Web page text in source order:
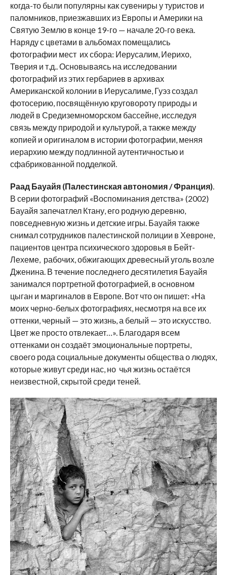
когда-то были популярны как сувениры у туристов и
паломников, приезжавших из Европы и Америки на
Святую Землю в конце 19-го — начале 20-го века.
Наряду с цветами в альбомах помещались
фотографии мест их сбора: Иерусалим, Иерихо,
Тверия и т.д.. Основываясь на исследовании
фотографий из этих гербариев в архивах
Американской колонии в Иерусалиме, Гуэз создал
фотосерию, посвящённую круговороту природы и
людей в Средиземноморском бассейне, исследуя
связь между природой и культурой, а также между
копией и оригиналом в истории фотографии, меняя
иерархию между подлинной аутентичностью и
сфабрикованной подделкой.
Раад Бауайя (Палестинская автономия / Франция).
В серии фотографий «Воспоминания детства» (2002)
Бауайя запечатлел Ктану, его родную деревню,
повседневную жизнь и детские игры. Бауайя также
снимал сотрудников палестинской полиции в Хевроне,
пациентов центра психического здоровья в Бейт-
Лехеме, рабочих, обжигающих древесный уголь возле
Дженина. В течение последнего десятилетия Бауайя
занимался портретной фотографией, в основном
цыган и маргиналов в Европе. Вот что он пишет: «На
моих черно-белых фотографиях, несмотря на все их
оттенки, черный — это жизнь, а белый — это искусство.
Цвет же просто отвлекает…». Благодаря всем
оттенками он создаёт эмоциональные портреты,
своего рода социальные документы общества о людях,
которые живут среди нас, но чья жизнь остаётся
неизвестной, скрытой среди теней.